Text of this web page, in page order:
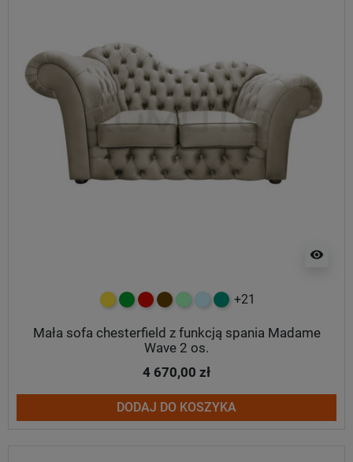
visibility
żółtyzielonyczerwony
czekoladowy
miętowybłękitny
turkusowy
+21
Mała sofa chesterfield z funkcją spania Madame
Wave 2 os.
4 670,00 zł
DODAJ DO KOSZYKA